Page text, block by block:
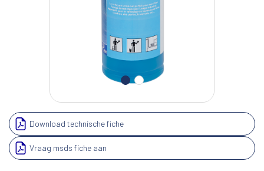
Download technische fiche
Vraag msds fiche aan